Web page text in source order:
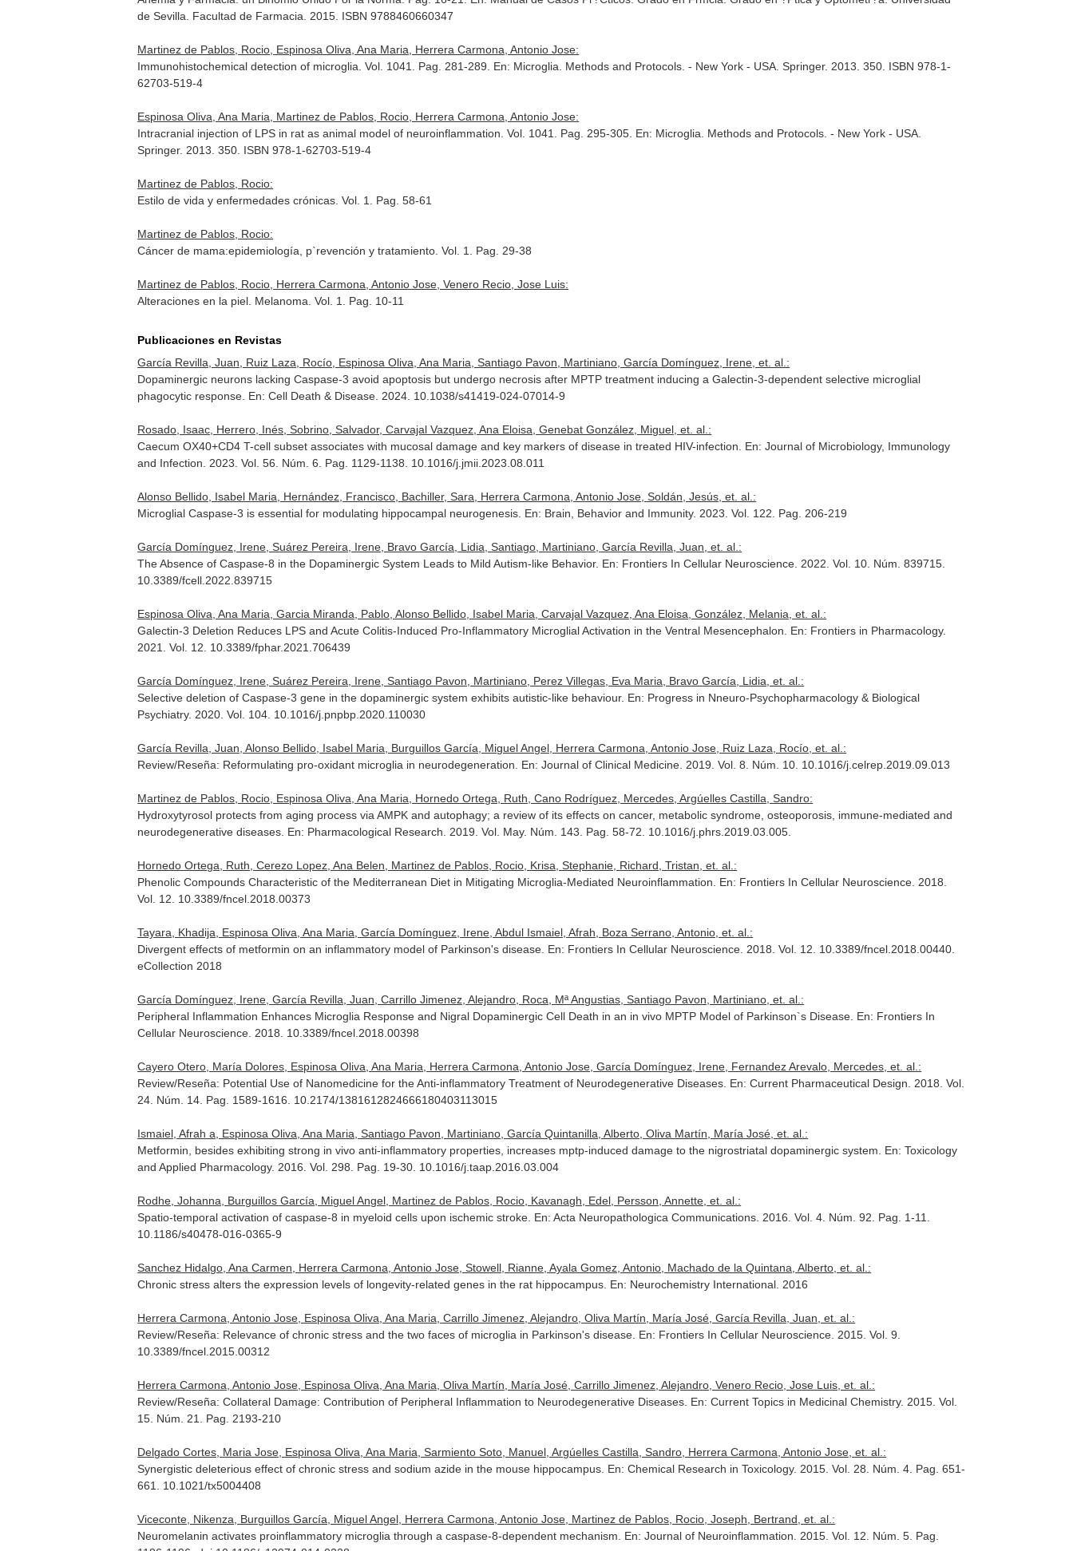
de Sevilla. Facultad de Farmacia. 2015. ISBN 9788460660347
Martinez de Pablos, Rocio, Espinosa Oliva, Ana Maria, Herrera Carmona, Antonio Jose:
Immunohistochemical detection of microglia. Vol. 1041. Pag. 281-289. En: Microglia. Methods and Protocols . - New York - USA. Springer. 2013. 350. ISBN 978-1-
62703-519-4
Espinosa Oliva, Ana Maria, Martinez de Pablos, Rocio, Herrera Carmona, Antonio Jose:
Intracranial injection of LPS in rat as animal model of neuroinflammation. Vol. 1041. Pag. 295-305. En: Microglia. Methods and Protocols . - New York - USA.
Springer. 2013. 350. ISBN 978-1-62703-519-4
Martinez de Pablos, Rocio:
Estilo de vida y enfermedades crónicas. Vol. 1. Pag. 58-61
Martinez de Pablos, Rocio:
Cáncer de mama:epidemiología, p`revención y tratamiento. Vol. 1. Pag. 29-38
Martinez de Pablos, Rocio, Herrera Carmona, Antonio Jose, Venero Recio, Jose Luis:
Alteraciones en la piel. Melanoma. Vol. 1. Pag. 10-11
Publicaciones en Revistas
García Revilla, Juan, Ruiz Laza, Rocío, Espinosa Oliva, Ana Maria, Santiago Pavon, Martiniano, García Domínguez, Irene, et. al.:
Dopaminergic neurons lacking Caspase-3 avoid apoptosis but undergo necrosis after MPTP treatment inducing a Galectin-3-dependent selective microglial
phagocytic response. En: Cell Death & Disease . 2024. 10.1038/s41419-024-07014-9
Rosado, Isaac, Herrero, Inés, Sobrino, Salvador, Carvajal Vazquez, Ana Eloisa, Genebat González, Miguel, et. al.:
Caecum OX40+CD4 T-cell subset associates with mucosal damage and key markers of disease in treated HIV-infection. En: Journal of Microbiology, Immunology
and Infection . 2023. Vol. 56. Núm. 6. Pag. 1129-1138. 10.1016/j.jmii.2023.08.011
Alonso Bellido, Isabel Maria, Hernández, Francisco, Bachiller, Sara, Herrera Carmona, Antonio Jose, Soldán, Jesús, et. al.:
Microglial Caspase-3 is essential for modulating hippocampal neurogenesis. En: Brain, Behavior and Immunity. 2023. Vol. 122. Pag. 206-219
García Domínguez, Irene, Suárez Pereira, Irene, Bravo García, Lidia, Santiago, Martiniano, García Revilla, Juan, et. al.:
The Absence of Caspase-8 in the Dopaminergic System Leads to Mild Autism-like Behavior. En: Frontiers In Cellular Neuroscience . 2022. Vol. 10. Núm. 839715.
10.3389/fcell.2022.839715
Espinosa Oliva, Ana Maria, Garcia Miranda, Pablo, Alonso Bellido, Isabel Maria, Carvajal Vazquez, Ana Eloisa, González, Melania, et. al.:
Galectin-3 Deletion Reduces LPS and Acute Colitis-Induced Pro-Inflammatory Microglial Activation in the Ventral Mesencephalon. En: Frontiers in Pharmacology.
2021. Vol. 12. 10.3389/fphar.2021.706439
García Domínguez, Irene, Suárez Pereira, Irene, Santiago Pavon, Martiniano, Perez Villegas, Eva Maria, Bravo García, Lidia, et. al.:
Selective deletion of Caspase-3 gene in the dopaminergic system exhibits autistic-like behaviour. En: Progress in Nneuro-Psychopharmacology & Biological
Psychiatry. 2020. Vol. 104. 10.1016/j.pnpbp.2020.110030
García Revilla, Juan, Alonso Bellido, Isabel Maria, Burguillos García, Miguel Angel, Herrera Carmona, Antonio Jose, Ruiz Laza, Rocío, et. al.:
Review/Reseña: Reformulating pro-oxidant microglia in neurodegeneration. En: Journal of Clinical Medicine . 2019. Vol. 8. Núm. 10. 10.1016/j.celrep.2019.09.013
Martinez de Pablos, Rocio, Espinosa Oliva, Ana Maria, Hornedo Ortega, Ruth, Cano Rodríguez, Mercedes, Argúelles Castilla, Sandro:
Hydroxytyrosol protects from aging process via AMPK and autophagy; a review of its effects on cancer, metabolic syndrome, osteoporosis, immune-mediated and
neurodegenerative diseases. En: Pharmacological Research . 2019. Vol. May. Núm. 143. Pag. 58-72. 10.1016/j.phrs.2019.03.005.
Hornedo Ortega, Ruth, Cerezo Lopez, Ana Belen, Martinez de Pablos, Rocio, Krisa, Stephanie, Richard, Tristan, et. al.:
Phenolic Compounds Characteristic of the Mediterranean Diet in Mitigating Microglia-Mediated Neuroinflammation. En: Frontiers In Cellular Neuroscience . 2018.
Vol. 12. 10.3389/fncel.2018.00373
Tayara, Khadija, Espinosa Oliva, Ana Maria, García Domínguez, Irene, Abdul Ismaiel, Afrah, Boza Serrano, Antonio, et. al.:
Divergent effects of metformin on an inflammatory model of Parkinson's disease. En: Frontiers In Cellular Neuroscience . 2018. Vol. 12. 10.3389/fncel.2018.00440.
eCollection 2018
García Domínguez, Irene, García Revilla, Juan, Carrillo Jimenez, Alejandro, Roca, Mª Angustias, Santiago Pavon, Martiniano, et. al.:
Peripheral Inflammation Enhances Microglia Response and Nigral Dopaminergic Cell Death in an in vivo MPTP Model of Parkinson`s Disease. En: Frontiers In
Cellular Neuroscience . 2018. 10.3389/fncel.2018.00398
Cayero Otero, María Dolores, Espinosa Oliva, Ana Maria, Herrera Carmona, Antonio Jose, García Domínguez, Irene, Fernandez Arevalo, Mercedes, et. al.:
Review/Reseña: Potential Use of Nanomedicine for the Anti-inflammatory Treatment of Neurodegenerative Diseases. En: Current Pharmaceutical Design . 2018. Vol.
24. Núm. 14. Pag. 1589-1616. 10.2174/1381612824666180403113015
Ismaiel, Afrah a, Espinosa Oliva, Ana Maria, Santiago Pavon, Martiniano, García Quintanilla, Alberto, Oliva Martín, María José, et. al.:
Metformin, besides exhibiting strong in vivo anti-inflammatory properties, increases mptp-induced damage to the nigrostriatal dopaminergic system. En: Toxicology
and Applied Pharmacology. 2016. Vol. 298. Pag. 19-30. 10.1016/j.taap.2016.03.004
Rodhe, Johanna, Burguillos García, Miguel Angel, Martinez de Pablos, Rocio, Kavanagh, Edel, Persson, Annette, et. al.:
Spatio-temporal activation of caspase-8 in myeloid cells upon ischemic stroke. En: Acta Neuropathologica Communications . 2016. Vol. 4. Núm. 92. Pag. 1-11.
10.1186/s40478-016-0365-9
Sanchez Hidalgo, Ana Carmen, Herrera Carmona, Antonio Jose, Stowell, Rianne, Ayala Gomez, Antonio, Machado de la Quintana, Alberto, et. al.:
Chronic stress alters the expression levels of longevity-related genes in the rat hippocampus. En: Neurochemistry International . 2016
Herrera Carmona, Antonio Jose, Espinosa Oliva, Ana Maria, Carrillo Jimenez, Alejandro, Oliva Martín, María José, García Revilla, Juan, et. al.:
Review/Reseña: Relevance of chronic stress and the two faces of microglia in Parkinson's disease. En: Frontiers In Cellular Neuroscience . 2015. Vol. 9.
10.3389/fncel.2015.00312
Herrera Carmona, Antonio Jose, Espinosa Oliva, Ana Maria, Oliva Martín, María José, Carrillo Jimenez, Alejandro, Venero Recio, Jose Luis, et. al.:
Review/Reseña: Collateral Damage: Contribution of Peripheral Inflammation to Neurodegenerative Diseases. En: Current Topics in Medicinal Chemistry. 2015. Vol.
15. Núm. 21. Pag. 2193-210
Delgado Cortes, Maria Jose, Espinosa Oliva, Ana Maria, Sarmiento Soto, Manuel, Argúelles Castilla, Sandro, Herrera Carmona, Antonio Jose, et. al.:
Synergistic deleterious effect of chronic stress and sodium azide in the mouse hippocampus. En: Chemical Research in Toxicology. 2015. Vol. 28. Núm. 4. Pag. 651-
661. 10.1021/tx5004408
Viceconte, Nikenza, Burguillos García, Miguel Angel, Herrera Carmona, Antonio Jose, Martinez de Pablos, Rocio, Joseph, Bertrand, et. al.:
Neuromelanin activates proinflammatory microglia through a caspase-8-dependent mechanism. En: Journal of Neuroinflammation . 2015. Vol. 12. Núm. 5. Pag.